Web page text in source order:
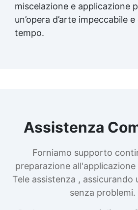
miscelazione e applicazione
un’opera d’arte impeccabile
tempo.
Assistenza
Forniamo supporto
preparazione
Tele assistenza , assicurando
senza problemi.